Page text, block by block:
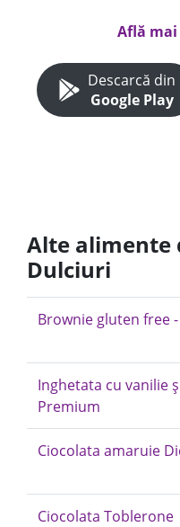
Află
Descarcă din
Google Play
Alte alimente
Dulciuri
Brownie gluten free
Inghetata cu vanilie
Premium
Ciocolata amaruie
Ciocolata Toblerone